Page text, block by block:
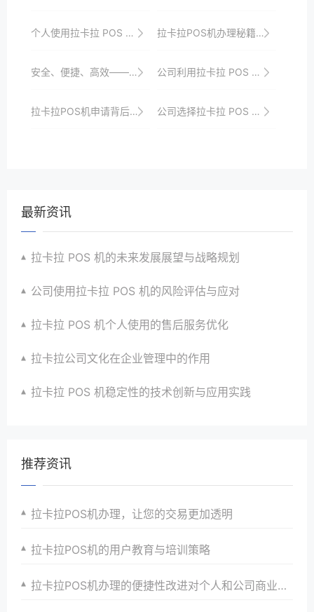
个人使用拉卡拉 POS 机的优势 拉卡拉POS机办理秘籍，为您量身定制方案
安全、便捷、高效——拉卡拉POS机申请体验分享 公司利用拉卡拉 POS 机提升客户满意度
拉卡拉POS机申请背后的科技与安全双重保障 公司选择拉卡拉 POS 机的综合评估指标
最新资讯
拉卡拉 POS 机的未来发展展望与战略规划
公司使用拉卡拉 POS 机的风险评估与应对
拉卡拉 POS 机个人使用的售后服务优化
拉卡拉公司文化在企业管理中的作用
拉卡拉 POS 机稳定性的技术创新与应用实践
推荐资讯
拉卡拉POS机办理，让您的交易更加透明
拉卡拉POS机的用户教育与培训策略
拉卡拉POS机办理的便捷性改进对个人和公司商业活动的促进